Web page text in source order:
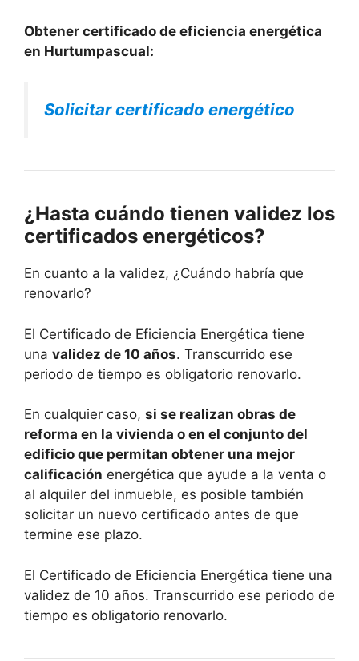
Obtener certificado de eficiencia energética
en Hurtumpascual:
Solicitar certificado energético
¿Hasta cuándo tienen validez los
certificados energéticos?
En cuanto a la validez, ¿Cuándo habría que
renovarlo?
El Certificado de Eficiencia Energética tiene
una validez de 10 años. Transcurrido ese
periodo de tiempo es obligatorio renovarlo.
En cualquier caso, si se realizan obras de
reforma en la vivienda o en el conjunto del
edificio que permitan obtener una mejor
calificación energética que ayude a la venta o
al alquiler del inmueble, es posible también
solicitar un nuevo certificado antes de que
termine ese plazo.
El Certificado de Eficiencia Energética tiene una
validez de 10 años. Transcurrido ese periodo de
tiempo es obligatorio renovarlo.